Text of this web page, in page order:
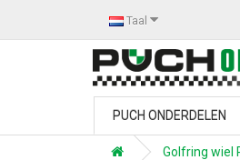
Taal
PUCH ONDERDELEN
Golfring wiel